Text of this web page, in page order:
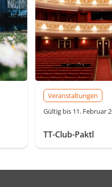
Veranstaltungen
Gültig bis 11. Februar
TT-Club-Paktl